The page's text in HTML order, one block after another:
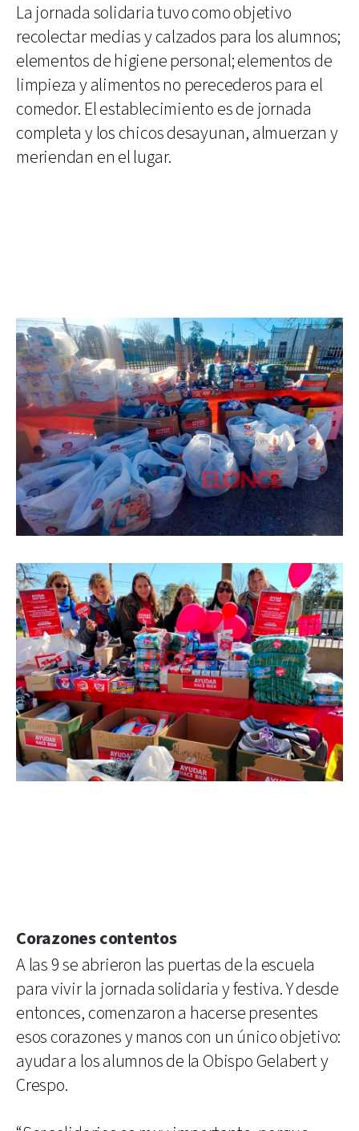
La jornada solidaria tuvo como objetivo
recolectar medias y calzados para los alumnos;
elementos de higiene personal; elementos de
limpieza y alimentos no perecederos para el
comedor. El establecimiento es de jornada
completa y los chicos desayunan, almuerzan y
meriendan en el lugar.
Corazones contentos
A las 9 se abrieron las puertas de la escuela
para vivir la jornada solidaria y festiva. Y desde
entonces, comenzaron a hacerse presentes
esos corazones y manos con un único objetivo:
ayudar a los alumnos de la Obispo Gelabert y
Crespo.